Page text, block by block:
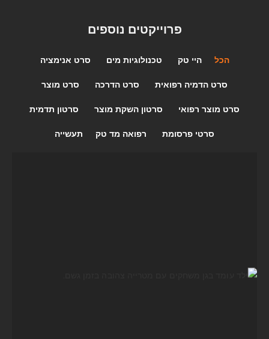
פרוייקטים נוספים
הכל היי טק טכנולוגיות מים סרט אנימציה
סרט הדמיה רפואית סרט הדרכה סרט מוצר
סרט מוצר רפואי סרטון השקת מוצר סרטון תדמית
סרטי פרסומת רפואה מד טק תעשייה